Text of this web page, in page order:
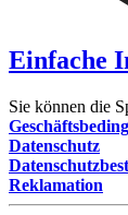
Einfache
Sie können die
Datenschutz
Reklamation